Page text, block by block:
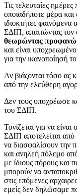
Τις τελευταίες
οποιαδήποτε μέρα
ιδιοκτήτες
ΣΔΙΠ, απαιτώντας
θεωρώντας προφανώς
και είναι
για την ικανοποίησή
Αν βιάζονται τόσο ας
από την ελεύθερη
Δεν τους υποχρέωσε
του ΣΔΙΠ.
Τονίζεται για να
ΣΔΙΠ αποτελείται από
να διασφαλίσουν την
και ανηλεή πόλεμο
με ίδιους πόρους και
μπορούν να
στις επόμενες
εμείς δεν δηλώσαμε